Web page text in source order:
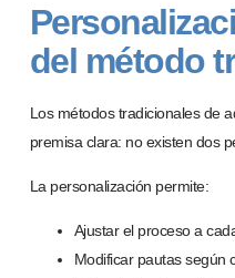
del método
Los métodos tradicionales de
premisa clara: no existen dos
La personalización permite:
Ajustar el proceso a
Modificar pautas según